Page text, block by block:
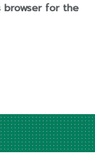
browser for the